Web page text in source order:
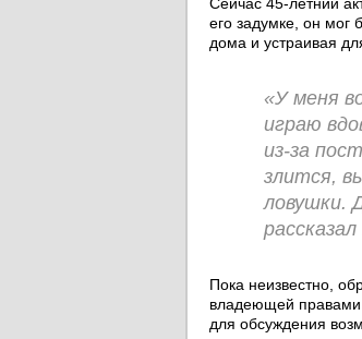
его задумке, он мог
дома и устраивая
«У меня
играю
из-за
злится,
ловушки.
Пока неизвестно,
владеющей правами
для обсуждения